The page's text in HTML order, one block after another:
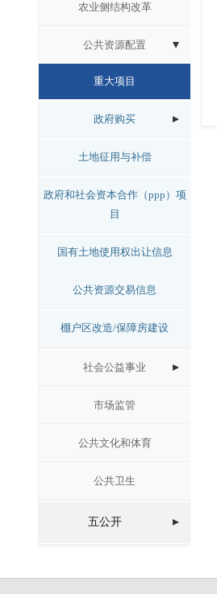
农业侧结构改革
公共资源配置
重大项目
政府购买
土地征用与补偿
政府和社会资本合作（ppp）项
目
国有土地使用权出让信息
公共资源交易信息
棚户区改造/保障房建设
社会公益事业
市场监管
公共文化和体育
公共卫生
五公开